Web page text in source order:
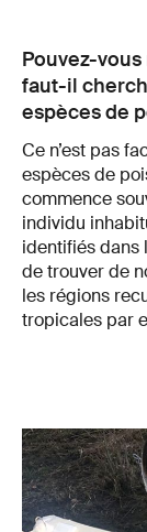
Pouvez-
faut-il
espèces de
Ce n’est pas
espèces de
commence
individu
identifiés dans
de trouver de
les régions
tropicales par